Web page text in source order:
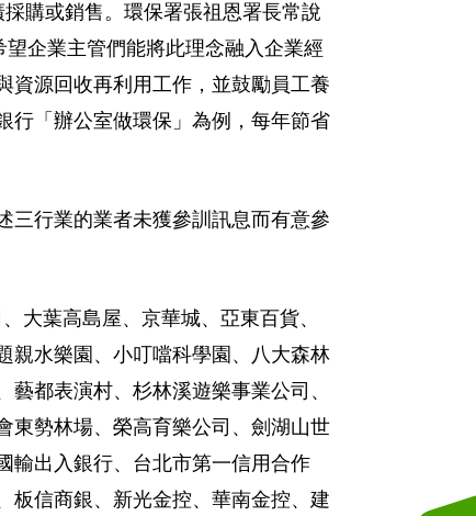
購或銷售。環保署張祖恩署長常說
企業主管們能將此理念融入企業經
資源回收再利用工作，並鼓勵員工養
行「辦公室做環保」為例，每年節省
三行業的業者未獲參訓訊息而有意參
大葉高島屋、京華城、亞東百貨、
親水樂園、小叮噹科學園、八大森林
都表演村、杉林溪遊樂事業公司、
東勢林場、榮高育樂公司、劍湖山世
輸出入銀行、台北市第一信用合作
板信商銀、新光金控、華南金控、建